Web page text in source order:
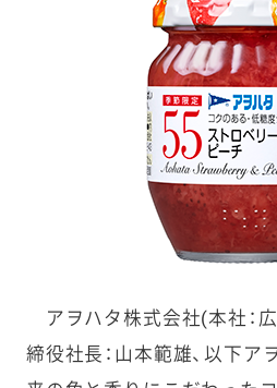
アヲハタ株式会社(本社：
締役社長：山本範雄、以下ア